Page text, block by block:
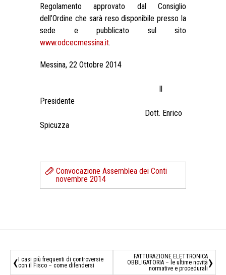
Regolamento approvato dal Consiglio
dell’Ordine che sarà reso disponibile presso la
sede e pubblicato sul sito
www.odcecmessina.it.
Messina, 22 Ottobre 2014
Presidente
Dott. Enrico
Spicuzza
Convocazione Assemblea dei Conti
novembre 2014
‹ I casi più frequenti di controversie
con il Fisco – come difendersi
FATTURAZIONE ELETTRONICA
OBBLIGATORIA – le ultime novità
normative e procedurali ›